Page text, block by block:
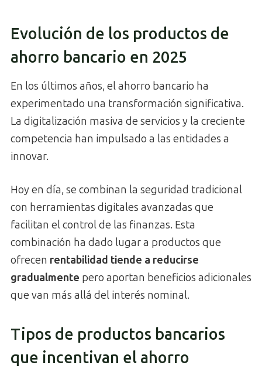
Evolución de los productos de
ahorro bancario en 2025
En los últimos años, el ahorro bancario ha
experimentado una transformación significativa.
La digitalización masiva de servicios y la creciente
competencia han impulsado a las entidades a
innovar.
Hoy en día, se combinan la seguridad tradicional
con herramientas digitales avanzadas que
facilitan el control de las finanzas. Esta
combinación ha dado lugar a productos que
ofrecen rentabilidad tiende a reducirse
gradualmente pero aportan beneficios adicionales
que van más allá del interés nominal.
Tipos de productos bancarios
que incentivan el ahorro